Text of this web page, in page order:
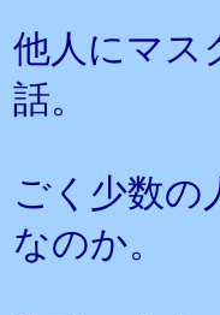
他人にマス
話。
ごく少数の
なのか。